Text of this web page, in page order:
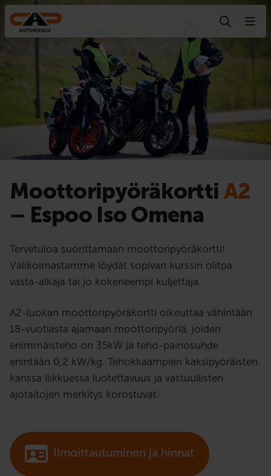
Hyppää sisältöön
Moottoripyörä­kortti A2
– Espoo Iso Omena
Tervetuloa suorittamaan moottoripyöräkortti!
Valikoimastamme löydät sopivan kurssin olitpa
vasta-alkaja tai jo kokeneempi kuljettaja.
A2-luokan moottoripyöräkortti oikeuttaa vähintään
18-vuotiasta ajamaan moottoripyöriä, joiden
enimmäisteho on 35kW ja teho-painosuhde
enintään 0,2 kW/kg. Tehokkaampien kaksipyöräisten
kanssa liikkuessa luotettavuus ja vastuullisten
ajotaitojen merkitys korostuvat.
Ilmoittautuminen ja hinnat